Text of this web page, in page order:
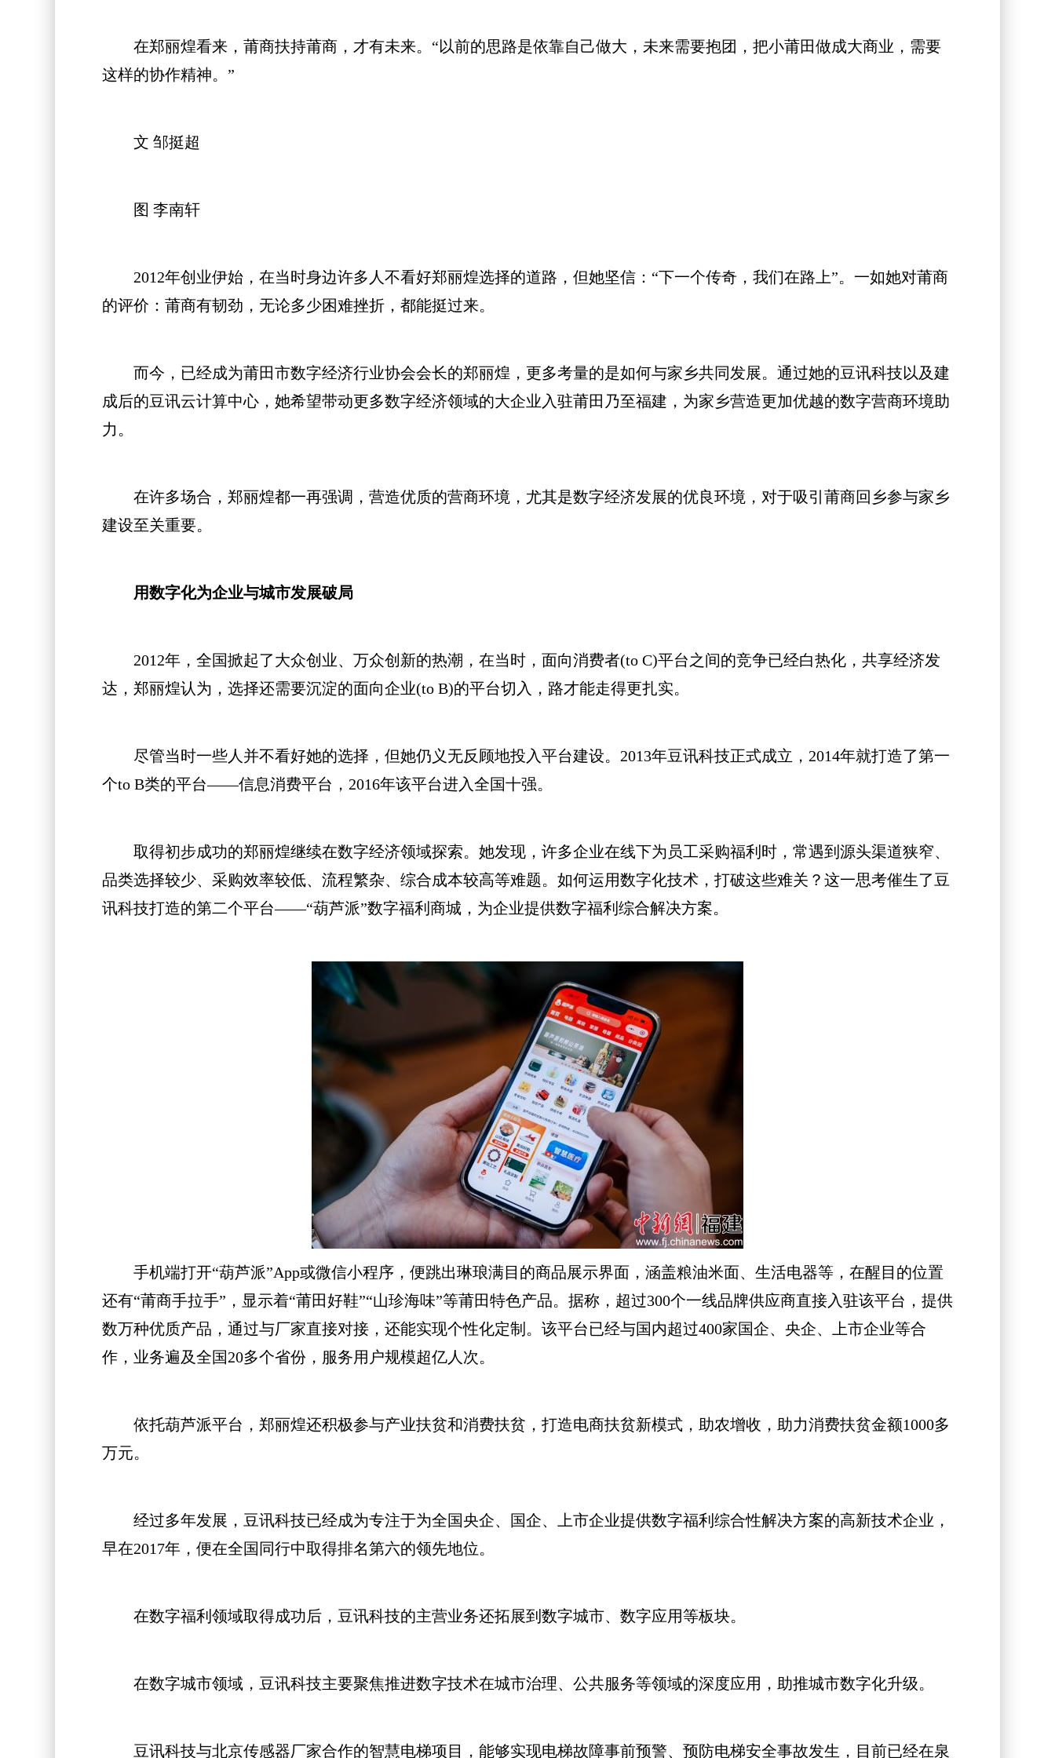
在郑丽煌看来，莆商扶持莆商，才有未来。“以前的思路是依靠自己做大，未来需要抱团，把小莆田做成大商业，需要
这样的协作精神。”
文 邹挺超
图 李南轩
2012年创业伊始，在当时身边许多人不看好郑丽煌选择的道路，但她坚信：“下一个传奇，我们在路上”。一如她对莆商
的评价：莆商有韧劲，无论多少困难挫折，都能挺过来。
而今，已经成为莆田市数字经济行业协会会长的郑丽煌，更多考量的是如何与家乡共同发展。通过她的豆讯科技以及建
成后的豆讯云计算中心，她希望带动更多数字经济领域的大企业入驻莆田乃至福建，为家乡营造更加优越的数字营商环境助
力。
在许多场合，郑丽煌都一再强调，营造优质的营商环境，尤其是数字经济发展的优良环境，对于吸引莆商回乡参与家乡
建设至关重要。
用数字化为企业与城市发展破局
2012年，全国掀起了大众创业、万众创新的热潮，在当时，面向消费者(to C)平台之间的竞争已经白热化，共享经济发
达，郑丽煌认为，选择还需要沉淀的面向企业(to B)的平台切入，路才能走得更扎实。
尽管当时一些人并不看好她的选择，但她仍义无反顾地投入平台建设。2013年豆讯科技正式成立，2014年就打造了第一
个to B类的平台——信息消费平台，2016年该平台进入全国十强。
取得初步成功的郑丽煌继续在数字经济领域探索。她发现，许多企业在线下为员工采购福利时，常遇到源头渠道狭窄、
品类选择较少、采购效率较低、流程繁杂、综合成本较高等难题。如何运用数字化技术，打破这些难关？这一思考催生了豆
讯科技打造的第二个平台——“葫芦派”数字福利商城，为企业提供数字福利综合解决方案。
手机端打开“葫芦派”App或微信小程序，便跳出琳琅满目的商品展示界面，涵盖粮油米面、生活电器等，在醒目的位置
还有“莆商手拉手”，显示着“莆田好鞋”“山珍海味”等莆田特色产品。据称，超过300个一线品牌供应商直接入驻该平台，提供
数万种优质产品，通过与厂家直接对接，还能实现个性化定制。该平台已经与国内超过400家国企、央企、上市企业等合
作，业务遍及全国20多个省份，服务用户规模超亿人次。
依托葫芦派平台，郑丽煌还积极参与产业扶贫和消费扶贫，打造电商扶贫新模式，助农增收，助力消费扶贫金额1000多
万元。
经过多年发展，豆讯科技已经成为专注于为全国央企、国企、上市企业提供数字福利综合性解决方案的高新技术企业，
早在2017年，便在全国同行中取得排名第六的领先地位。
在数字福利领域取得成功后，豆讯科技的主营业务还拓展到数字城市、数字应用等板块。
在数字城市领域，豆讯科技主要聚焦推进数字技术在城市治理、公共服务等领域的深度应用，助推城市数字化升级。
豆讯科技与北京传感器厂家合作的智慧电梯项目，能够实现电梯故障事前预警、预防电梯安全事故发生，目前已经在泉